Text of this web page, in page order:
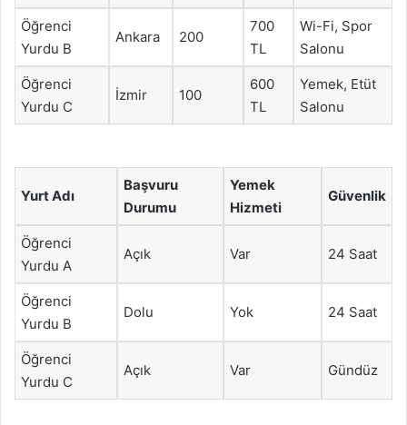
Öğrenci
Yurdu B
Ankara 200
700
TL
Wi-Fi, Spor
Salonu
Öğrenci
Yurdu C
İzmir 100
600
TL
Yemek, Etüt
Salonu
Yurt Adı
Başvuru
Durumu
Yemek
Hizmeti
Güvenlik
Öğrenci
Yurdu A
Açık Var 24 Saat
Öğrenci
Yurdu B
Dolu Yok 24 Saat
Öğrenci
Yurdu C
Açık Var Gündüz